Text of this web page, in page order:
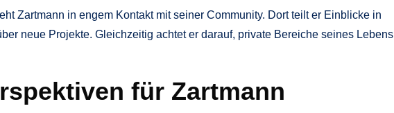
Zartmann in engem Kontakt mit seiner Community. Dort teilt er Einblicke in
neue Projekte. Gleichzeitig achtet er darauf, private Bereiche seines Lebens
für Zartmann